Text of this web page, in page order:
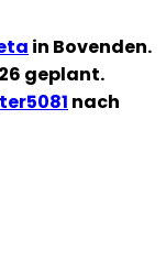
in Bovenden.
geplant.
nach